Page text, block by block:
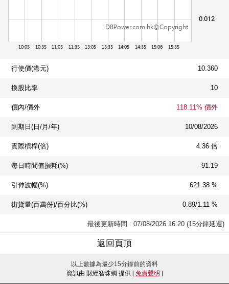
行使價(港元) 10.360
換股比率 10
價內/價外 118.11% 價外
到期日(日/月/年) 10/08/2026
實際槓桿(倍) 4.36 倍
每日時間值損耗(%) -91.19
引伸波幅(%) 621.38 %
街貨量(百萬份)/百分比(%) 0.89/1.11 %
最後更新時間 : 07/08/2026 16:20 (15分鐘延遲)
返回頁頂
以上數據為最少15分鐘前的資料
資訊由 財經智珠網 提供 [免責聲明 ]